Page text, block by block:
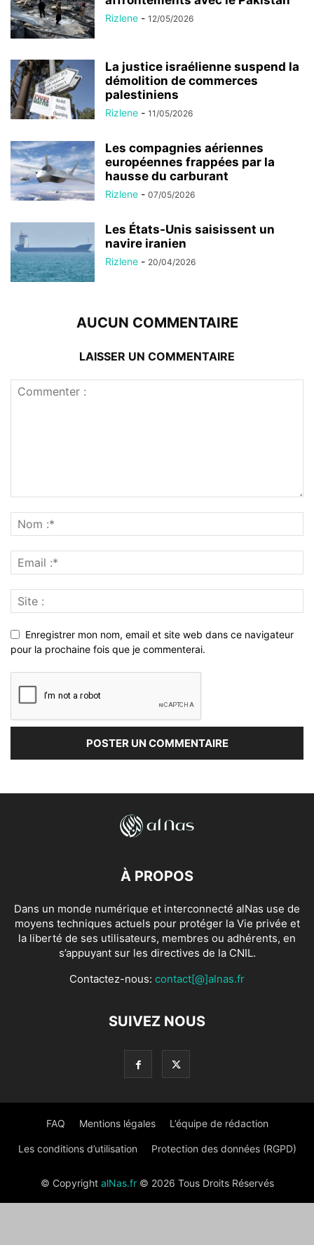
Rizlene - 12/05/2026
La justice israélienne suspend la
démolition de commerces
palestiniens
Rizlene - 11/05/2026
Les compagnies aériennes
européennes frappées par la
hausse du carburant
Rizlene - 07/05/2026
Les États-Unis saisissent un
navire iranien
Rizlene - 20/04/2026
AUCUN COMMENTAIRE
LAISSER UN COMMENTAIRE
Enregistrer mon nom, email et site web dans ce navigateur
pour la prochaine fois que je commenterai.
À PROPOS
Dans un monde numérique et interconnecté alNas use de
moyens techniques actuels pour protéger la Vie privée et
la liberté de ses utilisateurs, membres ou adhérents, en
s’appuyant sur les directives de la CNIL.
Contactez-nous: contact[@]alnas.fr
SUIVEZ NOUS
FAQ Mentions légales L’équipe de rédaction
Les conditions d’utilisation Protection des données (RGPD)
© Copyright alNas.fr© 2026 Tous Droits Réservés